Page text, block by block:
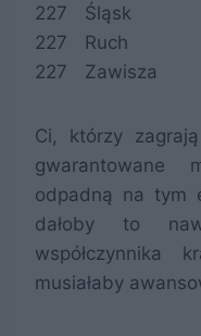
227
Śląsk
227
Ruch
227
Zawisza
Ci, którzy
gwarantowane
odpadną na tym
dałoby to
współczynnika
musiałaby